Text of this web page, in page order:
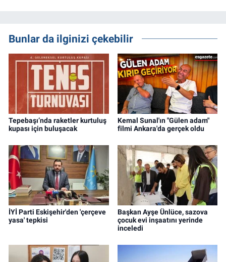
Bunlar da ilginizi çekebilir
Tepebaşı’nda raketler kurtuluş
kupası için buluşacak
Kemal Sunal'ın "Gülen adam"
filmi Ankara'da gerçek oldu
İYİ Parti Eskişehir'den 'çerçeve
yasa' tepkisi
Başkan Ayşe Ünlüce, sazova
çocuk evi inşaatını yerinde
inceledi